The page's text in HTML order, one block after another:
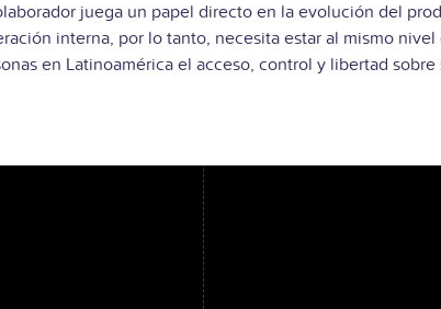
juega un papel directo en la evolución del
interna, por lo tanto, necesita estar al mismo
en Latinoamérica el acceso, control y libertad